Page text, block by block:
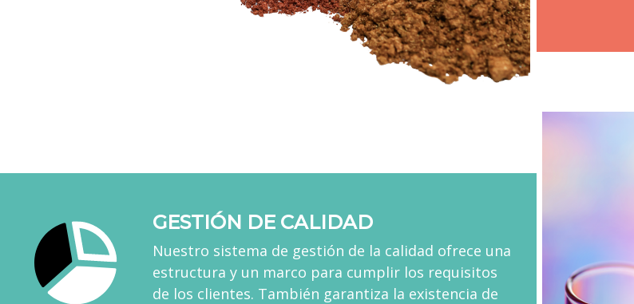
GESTIÓN DE CALIDAD
Nuestro sistema de gestión de la calidad ofrece una
estructura y un marco para cumplir los requisitos
de los clientes. También garantiza la existencia de